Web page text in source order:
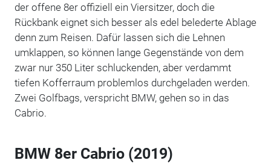
der offene 8er offiziell ein Viersitzer, doch die
Rückbank eignet sich besser als edel belederte Ablage
denn zum Reisen. Dafür lassen sich die Lehnen
umklappen, so können lange Gegenstände von dem
zwar nur 350 Liter schluckenden, aber verdammt
tiefen Kofferraum problemlos durchgeladen werden.
Zwei Golfbags, verspricht BMW, gehen so in das
Cabrio.
BMW 8er Cabrio (2019)